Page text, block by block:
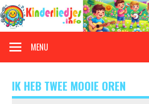
Doorgaan
naar
inhoud
MENU
IK HEB TWEE MOOIE OREN